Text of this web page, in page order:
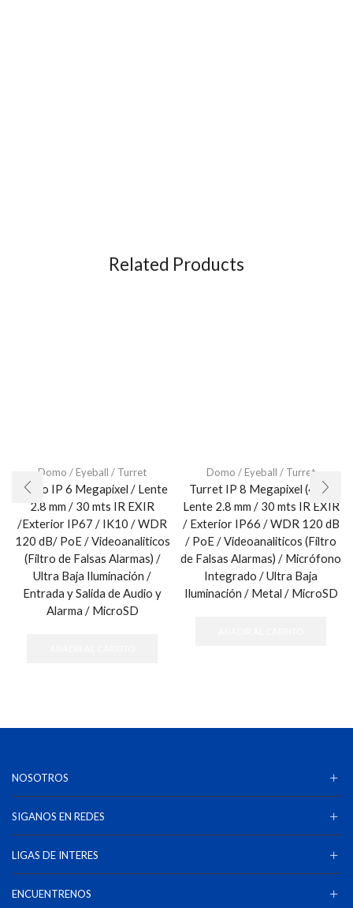
Related Products
Domo / Eyeball / Turret
Domo IP 6 Megapixel / Lente
2.8 mm / 30 mts IR EXIR
/Exterior IP67 / IK10 / WDR
120 dB/ PoE / Videoanaliticos
(Filtro de Falsas Alarmas) /
Ultra Baja Iluminación /
Entrada y Salida de Audio y
Alarma / MicroSD
Domo / Eyeball / Turret
Turret IP 8 Megapixel (4K) /
Lente 2.8 mm / 30 mts IR EXIR
/ Exterior IP66 / WDR 120 dB
/ PoE / Videoanaliticos (Filtro
de Falsas Alarmas) / Micrófono
Integrado / Ultra Baja
Iluminación / Metal / MicroSD
NOSOTROS
SIGANOS EN REDES
LIGAS DE INTERES
ENCUENTRENOS